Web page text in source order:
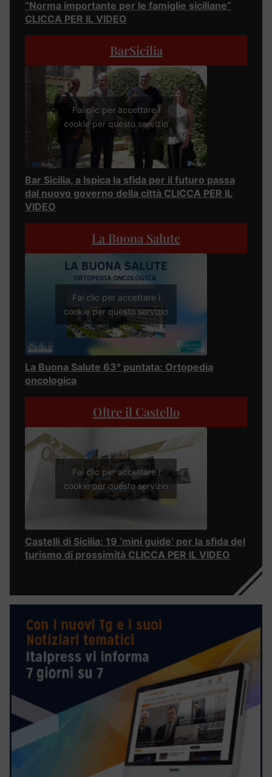
“Norma importante per le famiglie siciliane”
CLICCA PER IL VIDEO
BarSicilia
Fai clic per accettare i
cookie per questo servizio
Bar Sicilia, a Ispica la sfida per il futuro passa
dal nuovo governo della città CLICCA PER IL
VIDEO
La Buona Salute
Fai clic per accettare i
cookie per questo servizio
La Buona Salute 63° puntata: Ortopedia
oncologica
Oltre il Castello
Fai clic per accettare i
cookie per questo servizio
Castelli di Sicilia: 19 ‘mini guide’ per la sfida del
turismo di prossimità CLICCA PER IL VIDEO